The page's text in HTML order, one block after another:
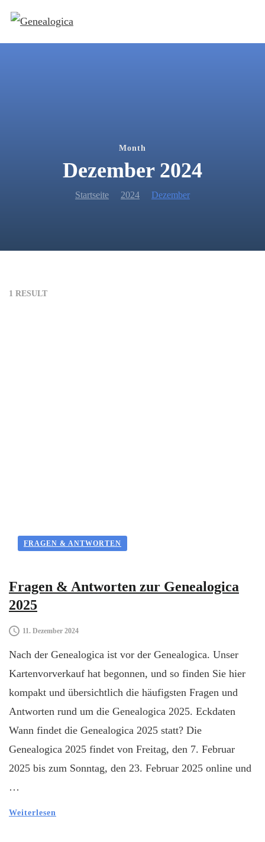
Month
Dezember 2024
Startseite 2024 Dezember
1 RESULT
FRAGEN & ANTWORTEN
Fragen & Antworten zur Genealogica
2025
11. Dezember 2024
Nach der Genealogica ist vor der Genealogica. Unser
Kartenvorverkauf hat begonnen, und so finden Sie hier
kompakt und übersichtlich die häufigsten Fragen und
Antworten rund um die Genealogica 2025. Eckdaten
Wann findet die Genealogica 2025 statt? Die
Genealogica 2025 findet von Freitag, den 7. Februar
2025 bis zum Sonntag, den 23. Februar 2025 online und
…
Weiterlesen